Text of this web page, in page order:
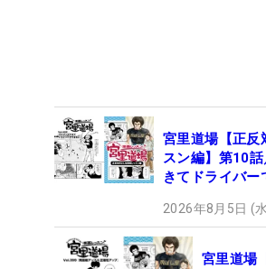
宮里道場【正反
スン編】第10
きてドライバー
2026年8月5日 (
宮里道場